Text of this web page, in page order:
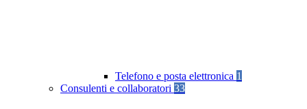
Telefono e posta elettronica 1
Consulenti e collaboratori 33